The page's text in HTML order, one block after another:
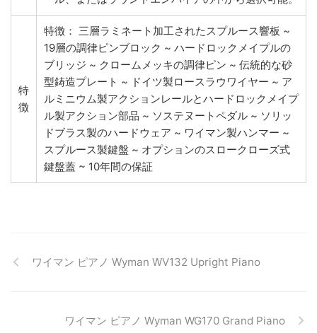
特
徴
特徴： 三層ラミネート加工されたスプルース響板 ~
19層の調律ピンブロック ~ ハードロックメイプルの
ブリッジ ~ クロームメッキの調律ピン ~ 伝統的な砂
型鋳造プレート ~ ドイツ製ロースラウワイヤー ~ ア
ルミニウム製アクションレールとハードロックメイプ
ル製アクション部品 ~ ソステヌートペダル ~ ソリッ
ドブラス製のハードウェア ~ ワイマン製ハンマー ~
スプルース製鍵盤 ~ オプションのスロークローズ式
鍵盤蓋 ~ 10年間の保証
ワイマン ピアノ Wyman WV132 Upright Piano
ワイマン ピアノ Wyman WG170 Grand Piano